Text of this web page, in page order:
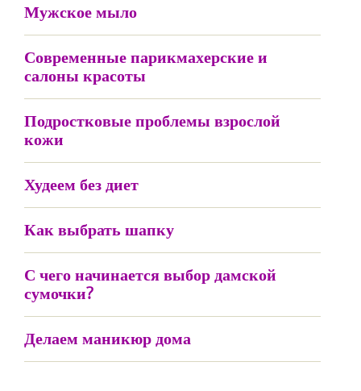
Мужское мыло
Современные парикмахерские и
салоны красоты
Подростковые проблемы взрослой
кожи
Худеем без диет
Как выбрать шапку
С чего начинается выбор дамской
сумочки?
Делаем маникюр дома